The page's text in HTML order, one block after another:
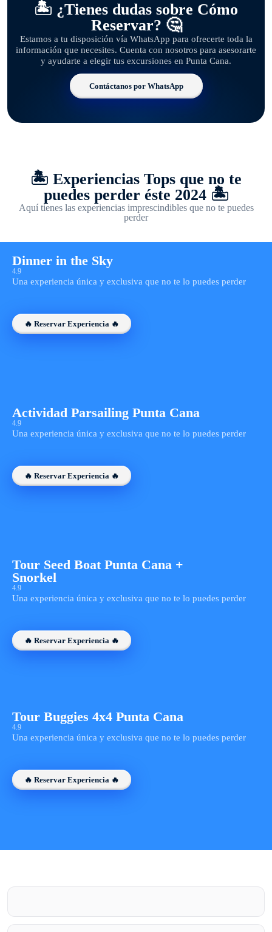
🏝️ ¿Tienes dudas sobre Cómo
Reservar? 🤔
Estamos a tu disposición vía WhatsApp para ofrecerte toda la
información que necesites. Cuenta con nosotros para asesorarte
y ayudarte a elegir tus excursiones en Punta Cana.
Contáctanos por WhatsApp
🏝️ Experiencias Tops que no te
puedes perder éste 2024 🏝️
Aquí tienes las experiencias imprescindibles que no te puedes
perder
Dinner in the Sky
4.9
Una experiencia única y exclusiva que no te lo puedes perder
🔥 Reservar Experiencia 🔥
Actividad Parsailing Punta Cana
4.9
Una experiencia única y exclusiva que no te lo puedes perder
🔥 Reservar Experiencia 🔥
Tour Seed Boat Punta Cana +
Snorkel
4.9
Una experiencia única y exclusiva que no te lo puedes perder
🔥 Reservar Experiencia 🔥
Tour Buggies 4x4 Punta Cana
4.9
Una experiencia única y exclusiva que no te lo puedes perder
🔥 Reservar Experiencia 🔥